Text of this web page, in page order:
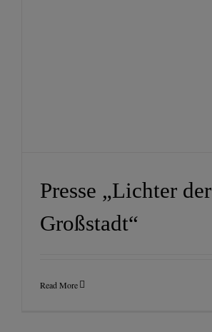
Presse „Lichter der
Großstadt“
Read More